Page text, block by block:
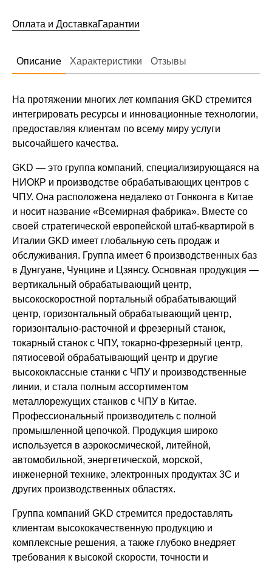
Оплата и ДоставкаГарантии
Описание Характеристики Отзывы
На протяжении многих лет компания GKD стремится
интегрировать ресурсы и инновационные технологии,
предоставляя клиентам по всему миру услуги
высочайшего качества.
GKD — это группа компаний, специализирующаяся на
НИОКР и производстве обрабатывающих центров с
ЧПУ. Она расположена недалеко от Гонконга в Китае
и носит название «Всемирная фабрика». Вместе со
своей стратегической европейской штаб-квартирой в
Италии GKD имеет глобальную сеть продаж и
обслуживания. Группа имеет 6 производственных баз
в Дунгуане, Чунцине и Цзянсу. Основная продукция —
вертикальный обрабатывающий центр,
высокоскоростной портальный обрабатывающий
центр, горизонтальный обрабатывающий центр,
горизонтально-расточной и фрезерный станок,
токарный станок с ЧПУ, токарно-фрезерный центр,
пятиосевой обрабатывающий центр и другие
высококлассные станки с ЧПУ и производственные
линии, и стала полным ассортиментом
металлорежущих станков с ЧПУ в Китае.
Профессиональный производитель с полной
промышленной цепочкой. Продукция широко
используется в аэрокосмической, литейной,
автомобильной, энергетической, морской,
инженерной технике, электронных продуктах 3C и
других производственных областях.
Группа компаний GKD стремится предоставлять
клиентам высококачественную продукцию и
комплексные решения, а также глубоко внедряет
требования к высокой скорости, точности и